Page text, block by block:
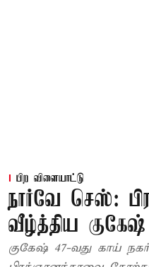
பிற விளையாட்டு
நார்வே செஸ்:
வீழ்த்திய குகேஷ்
குகேஷ் 47-வது காய்